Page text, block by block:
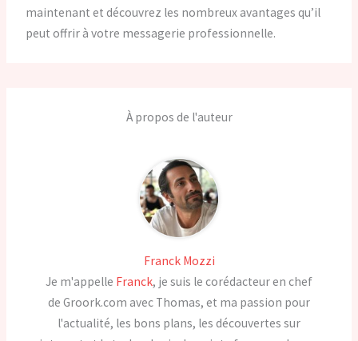
maintenant et découvrez les nombreux avantages qu’il
peut offrir à votre messagerie professionnelle.
À propos de l'auteur
Franck Mozzi
Je m'appelle Franck, je suis le corédacteur en chef
de Groork.com avec Thomas, et ma passion pour
l'actualité, les bons plans, les découvertes sur